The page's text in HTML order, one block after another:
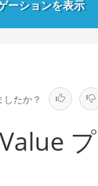
ーションを表示
たか？